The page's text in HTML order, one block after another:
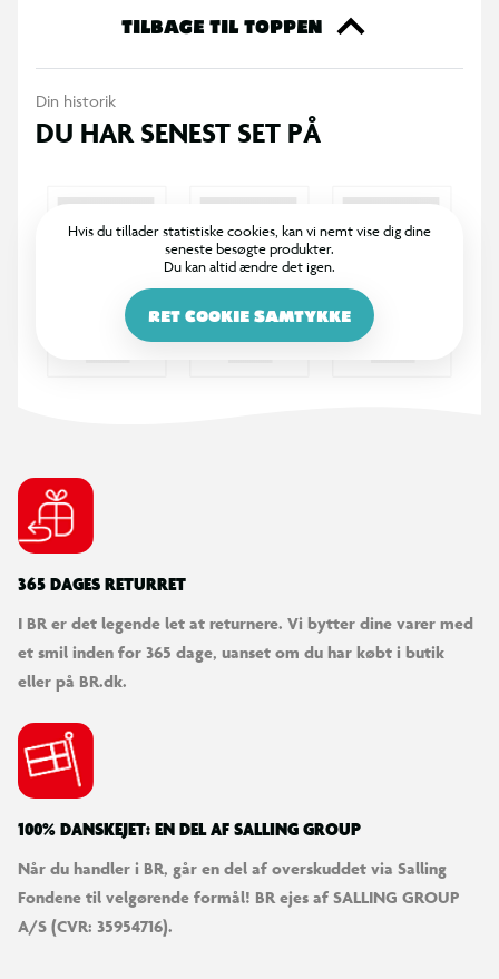
hjælp af Speed Snap Track-systemet. Der medfølger et
TILBAGE TIL TOPPEN
Din historik
DU HAR SENEST SET PÅ
Hvis du tillader statistiske cookies, kan vi nemt vise dig dine
seneste besøgte produkter.
Du kan altid ændre det igen.
RET COOKIE SAMTYKKE
365 DAGES RETURRET
I BR er det legende let at returnere. Vi bytter dine varer med
et smil inden for 365 dage, uanset om du har købt i butik
eller på BR.dk.
100% DANSKEJET: EN DEL AF SALLING GROUP
Når du handler i BR, går en del af overskuddet via Salling
Fondene til velgørende formål! BR ejes af SALLING GROUP
A/S (CVR: 35954716).